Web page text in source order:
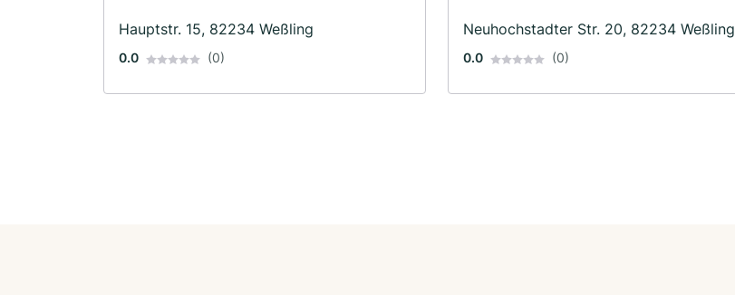
Hauptstr. 15, 82234 Weßling
0.0 (0)
Neuhochstadter Str. 20, 82234 Weßling
0.0 (0)